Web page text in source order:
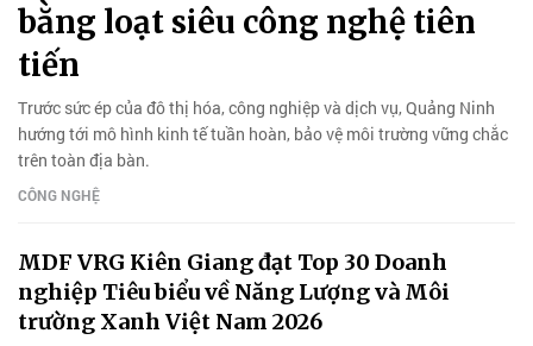
bằng loạt siêu công nghệ tiên
tiến
Trước sức ép của đô thị hóa, công nghiệp và dịch vụ, Quảng Ninh
hướng tới mô hình kinh tế tuần hoàn, bảo vệ môi trường vững chắc
trên toàn địa bàn.
CÔNG NGHỆ
MDF VRG Kiên Giang đạt Top 30 Doanh
nghiệp Tiêu biểu về Năng Lượng và Môi
trường Xanh Việt Nam 2026